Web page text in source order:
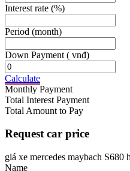
Interest rate (%)
Period (month)
Down Payment ( vnđ)
Calculate
Monthly Payment
Total Interest Payment
Total Amount to Pay
Request car price
giá xe mercedes maybach
Name